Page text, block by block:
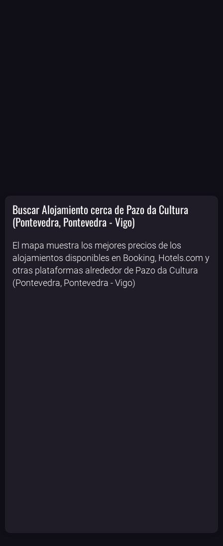
Buscar Alojamiento cerca de Pazo da Cultura
(Pontevedra, Pontevedra - Vigo)
El mapa muestra los mejores precios de los
alojamientos disponibles en Booking, Hotels.com y
otras plataformas alrededor de Pazo da Cultura
(Pontevedra, Pontevedra - Vigo)